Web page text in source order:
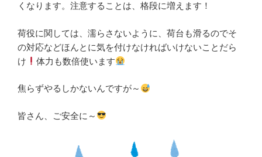
くなります。注意することは、格段に増えます！
荷役に関しては、濡らさないように、荷台も滑るのでそ
の対応などほんとに気を付けなければいけないことだら
け
体力も数倍使います
焦らずやるしかないんですが～
皆さん、ご安全に～